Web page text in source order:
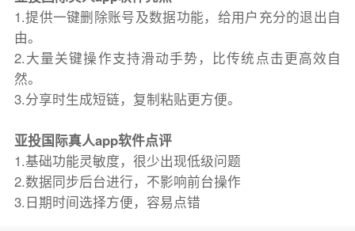
1.提供一键删除账号及数据功能，给用户充分的退出自
由。
2.大量关键操作支持滑动手势，比传统点击更高效自
然。
3.分享时生成短链，复制粘贴更方便。
亚投国际真人app软件点评
1.基础功能灵敏度，很少出现低级问题
2.数据同步后台进行，不影响前台操作
3.日期时间选择方便，容易点错